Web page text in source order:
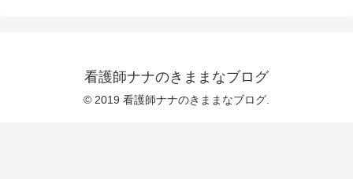
看護師ナナのきままなブログ
© 2019 看護師ナナのきままなブログ.